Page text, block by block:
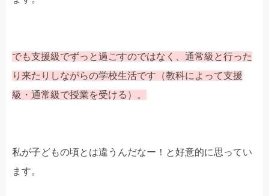
でも支援級でずっと過ごすのではなく、通常級と行った
り来たりしながらの学校生活です（教科によって支援
級・通常級で授業を受ける）。
私が子どもの頃とは違うんだなー！と好意的に思ってい
ます。